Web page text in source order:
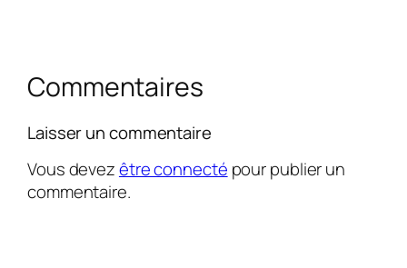
Commentaires
Laisser un commentaire
Vous devezêtre connecté pour publier un
commentaire.